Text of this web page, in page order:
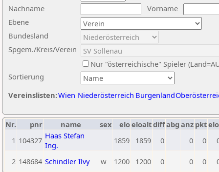
Nachname
Vorname
Ebene
Sortierung
Bundesland
Spgem./Kreis/Verein
Nur "österreichische" Spieler
Vereinslisten:Wien Niederösterreich Burgenland
Nr. pnr name sex eloeloaltdiffabg anz pkt
1 104327 Haas Stefan
Ing.
1859 1859 0 0 0
2 148684 Schindler Ilvy w 1200 1200 0 0 0